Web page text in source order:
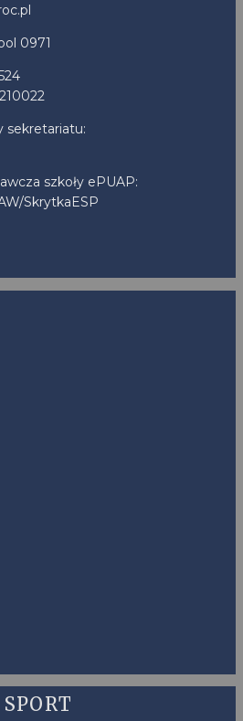
0971
sekretariatu:
szkoły ePUAP:
SkrytkaESP
SPORT